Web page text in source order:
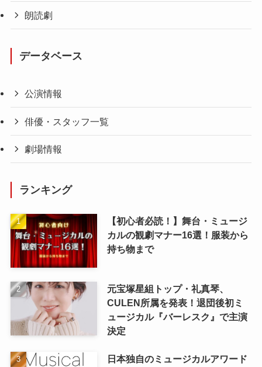
朗読劇
データベース
公演情報
俳優・スタッフ一覧
劇場情報
ランキング
【初心者必読！】舞台・ミュージ
カルの観劇マナー16選！服装から
持ち物まで
元宝塚星組トップ・礼真琴、
CULEN所属を発表！退団後初ミ
ュージカル『バーレスク』で主演
決定
日本独自のミュージカルアワード